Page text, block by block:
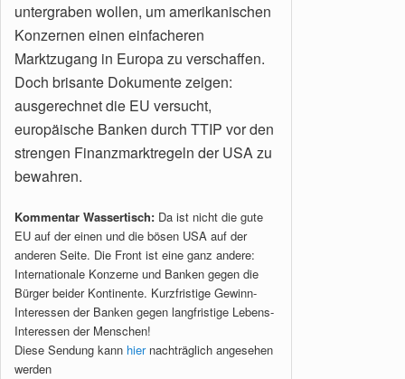
untergraben wollen, um amerikanischen
Konzer­nen einen einfacheren
Marktzugang in Europa zu verschaffen.
Doch brisante Dokumente zeigen:
ausgerechnet die EU versucht,
europäische Banken durch TTIP vor den
strengen Finanzmarktregeln der USA zu
bewahren.
Kommentar Wassertisch: Da ist nicht die gute
EU auf der einen und die bösen USA auf der
anderen Seite. Die Front ist eine ganz andere:
Internationale Konzerne und Banken gegen die
Bürger beider Kontinente. Kurzfristige Gewinn-
Interessen der Banken gegen langfristige Lebens-
Interessen der Menschen!
Diese Sendung kann hiernachträglich angesehen
werden